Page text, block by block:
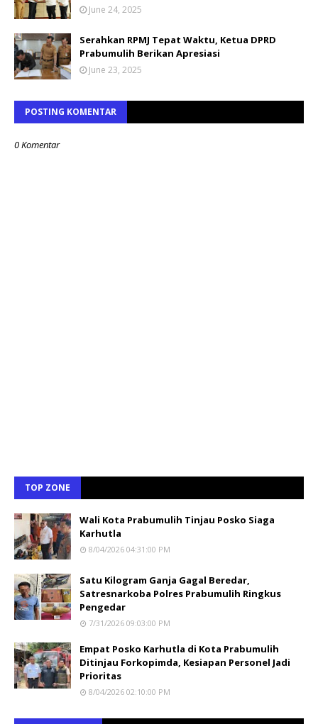
June 24, 2025
Serahkan RPMJ Tepat Waktu, Ketua DPRD
Prabumulih Berikan Apresiasi
June 23, 2025
POSTING KOMENTAR
0 Komentar
TOP ZONE
Wali Kota Prabumulih Tinjau Posko Siaga
Karhutla
8/04/2026 04:31:00 PM
Satu Kilogram Ganja Gagal Beredar,
Satresnarkoba Polres Prabumulih Ringkus
Pengedar
7/31/2026 09:03:00 PM
Empat Posko Karhutla di Kota Prabumulih
Ditinjau Forkopimda, Kesiapan Personel Jadi
Prioritas
8/04/2026 02:10:00 PM